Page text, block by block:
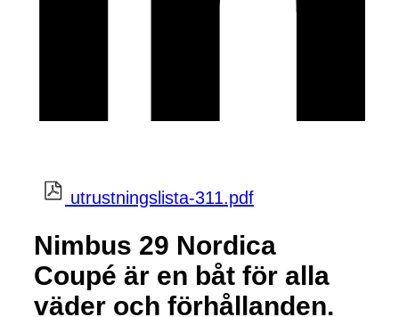
utrustningslista-311.pdf
Nimbus 29 Nordica
Coupé är en båt för alla
väder och förhållanden.